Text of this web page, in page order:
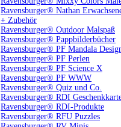
Ravensburger® Nathan
+ Zubehör
Ravensburger® Outdoor Malspaß
Ravensburger® Pappbilderbücher
Ravensburger® PF Mandala
Ravensburger® PF Perlen
Ravensburger® PF Science X
Ravensburger® PF WWW
Ravensburger® Quiz und Co.
Ravensburger® RDI
Ravensburger® RDI-Produkte
Ravensburger® RFU Puzzles